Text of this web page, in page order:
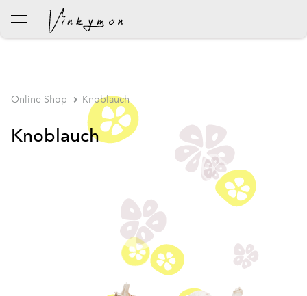
wurde dem Warenkorb
hinzugefügt..
Online-Shop Knoblauch
Knoblauch